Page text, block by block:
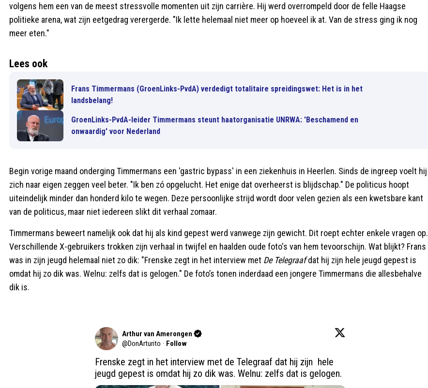
volgens hem een van de meest stressvolle momenten uit zijn carrière. Hij werd overrompeld door de felle Haagse
politieke arena, wat zijn eetgedrag verergerde. "Ik lette helemaal niet meer op hoeveel ik at. Van de stress ging ik nog
meer eten."
Lees ook
Frans Timmermans (GroenLinks-PvdA) verdedigt totalitaire spreidingswet: Het is in het
landsbelang!
GroenLinks-PvdA-leider Timmermans steunt haatorganisatie UNRWA: 'Beschamend en
onwaardig' voor Nederland
Begin vorige maand onderging Timmermans een 'gastric bypass' in een ziekenhuis in Heerlen. Sinds de ingreep voelt hij
zich naar eigen zeggen veel beter. "Ik ben zó opgelucht. Het enige dat overheerst is blijdschap." De politicus hoopt
uiteindelijk minder dan honderd kilo te wegen. Deze persoonlijke strijd wordt door velen gezien als een kwetsbare kant
van de politicus, maar niet iedereen slikt dit verhaal zomaar.
Timmermans beweert namelijk ook dat hij als kind gepest werd vanwege zijn gewicht. Dit roept echter enkele vragen op.
Verschillende X-gebruikers trokken zijn verhaal in twijfel en haalden oude foto's van hem tevoorschijn. Wat blijkt? Frans
was in zijn jeugd helemaal niet zo dik: "Frenske zegt in het interview met De Telegraafdat hij zijn hele jeugd gepest is
omdat hij zo dik was. Welnu: zelfs dat is gelogen." De foto’s tonen inderdaad een jongere Timmermans die allesbehalve
dik is.
Arthur van Amerongen
@DonArturito · Follow
Frenske zegt in het interview met de Telegraaf dat hij zijn  hele
jeugd gepest is omdat hij zo dik was. Welnu: zelfs dat is gelogen.